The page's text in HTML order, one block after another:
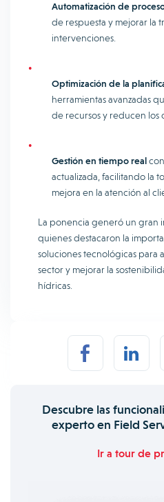
Automatización de
de respuesta y mejorar la
intervenciones.
Optimización de la
herramientas avanzadas
de recursos y reducen los
Gestión en tiempo real
actualizada, facilitando la
mejora en la atención al
La ponencia generó un gran
quienes destacaron la
soluciones tecnológicas para
sector y mejorar la
hídricas.
Descubre las
experto en Field
Ir a tour de